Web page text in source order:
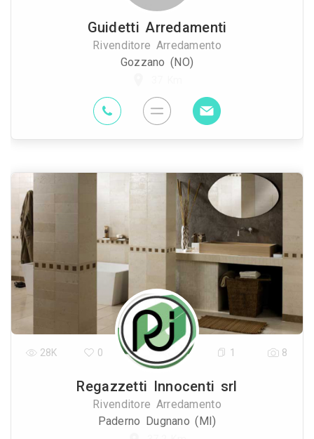
Guidetti Arredamenti
Rivenditore Arredamento
Gozzano (NO)
Regazzetti Innocenti srl
Rivenditore Arredamento
Paderno Dugnano (MI)
28K 0 1 8